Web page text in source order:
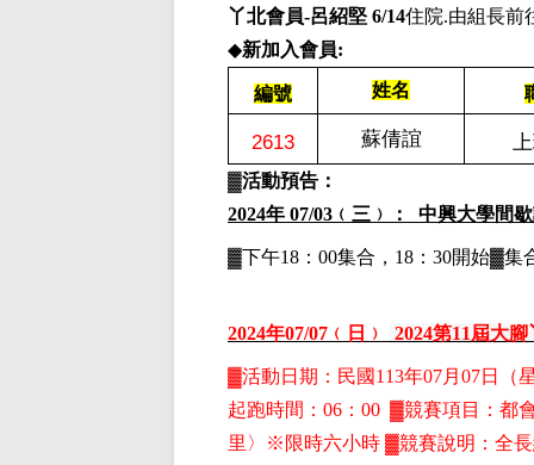
丫北會員-呂紹堅 6/14住院.由組長前
◆新加入會員:
編號 姓名
2613 蘇倩誼
▓活動預告：
2024年 07/03﹙三﹚： 中興大學間
▓下午18：00集合，18：30開始▓
2024年07/07 ﹙日﹚ 2024第11屆大
▓活動日期： 民國113年07月07日
（
起跑時間：06：00 ▓競賽項目： 都
里〉※限時六小時 ▓競賽說明：全